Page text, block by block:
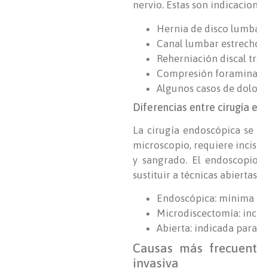
nervio. Estas son
Hernia de disco
Canal lumbar
Reherniación discal
Compresión
Algunos casos de
Diferencias entre cirugía
La cirugía endoscópica
microscopio, requiere
y sangrado. El
sustituir a técnicas
Endoscópica:
Microdiscectomía:
Abierta: indicada
Causas más
invasiva